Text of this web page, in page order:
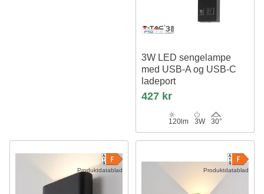
3W LED sengelampe
med USB-A og USB-C
ladeport
CREE chip, sort, inkl. lyskilde
427 kr
120lm 3W 30°
Produktdatablad Produktdatablad